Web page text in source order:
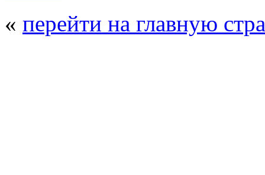
« перейти на главную